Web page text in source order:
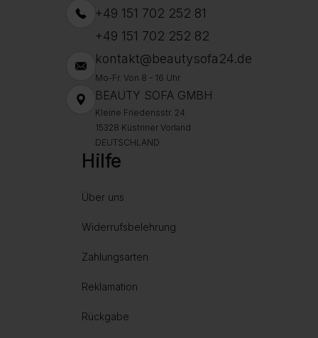
+49 151 702 252 81
+49 151 702 252 82
kontakt@beautysofa24.de
Mo-Fr. Von 8 - 16 Uhr
BEAUTY SOFA GMBH
Kleine Friedensstr. 24
15328 Küstriner Vorland
DEUTSCHLAND
Hilfe
Über uns
Widerrufsbelehrung
Zahlungsarten
Reklamation
Rückgabe